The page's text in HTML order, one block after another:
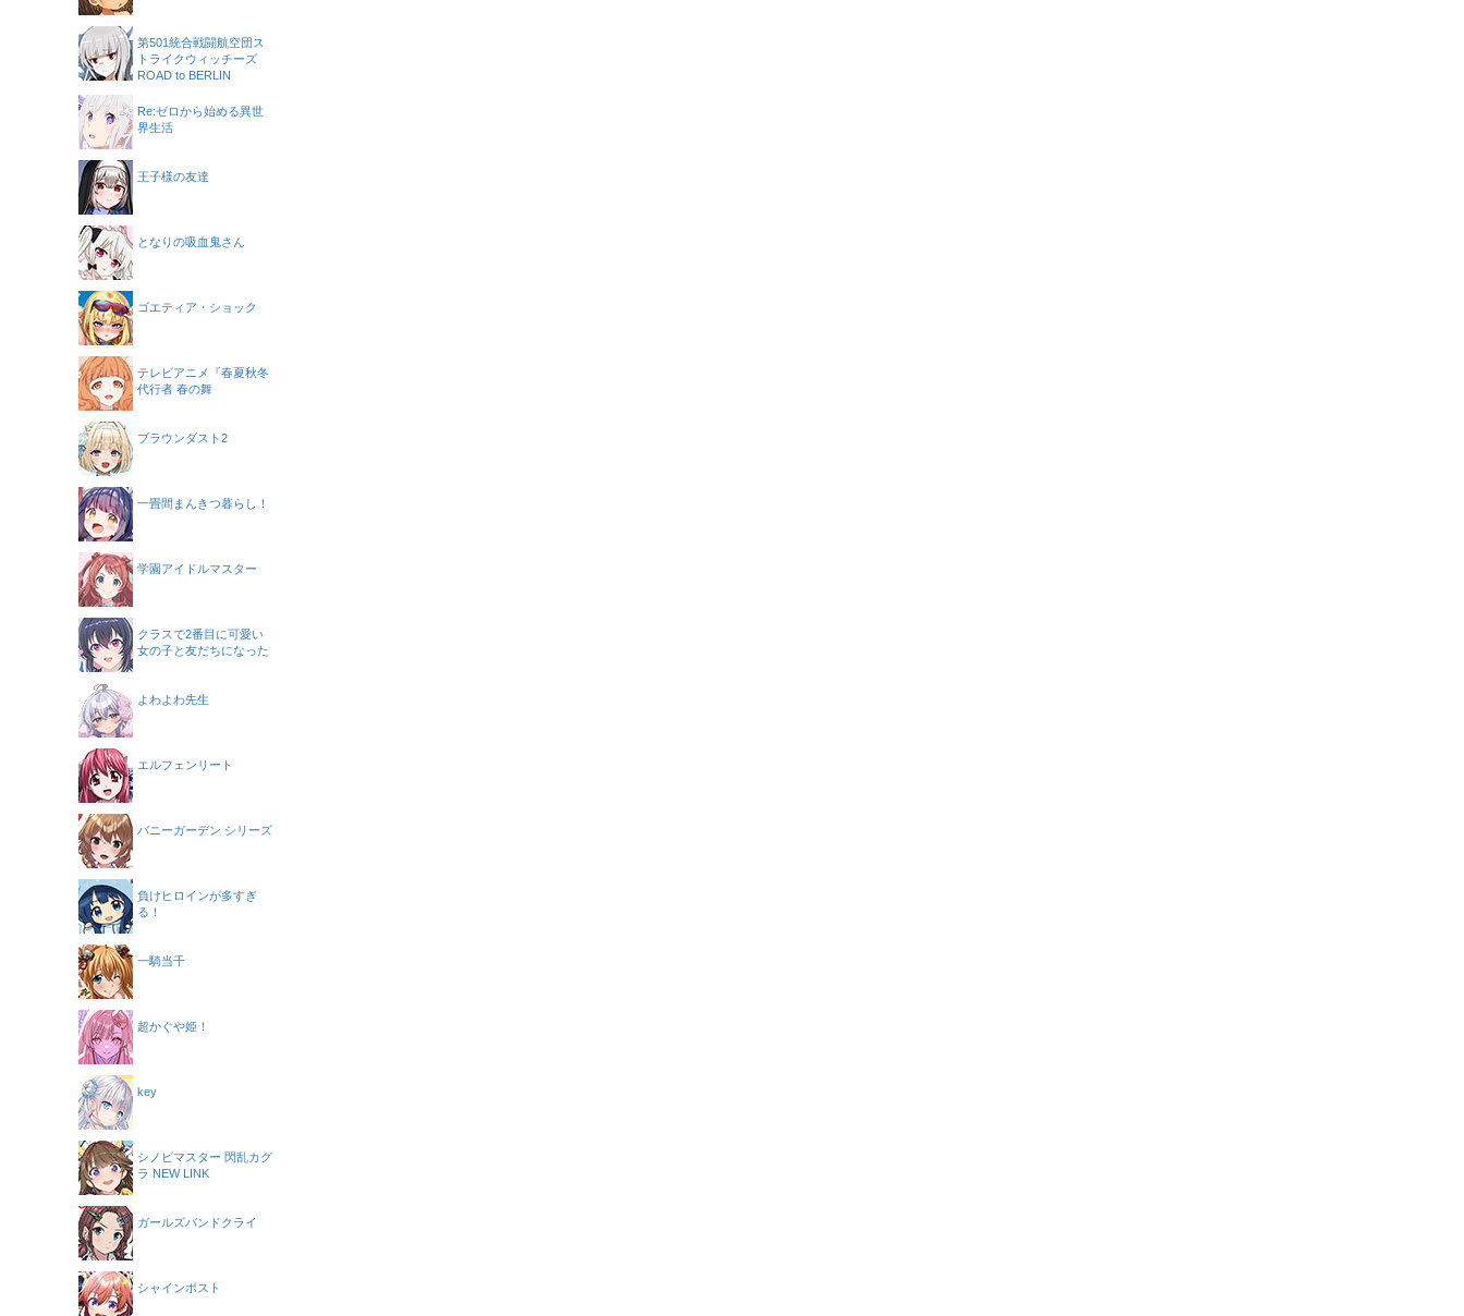
第501統合戦闘航空団ス
トライクウィッチーズ
ROAD to BERLIN
Re:ゼロから始める異世
界生活
王子様の友達
となりの吸血鬼さん
ゴエティア・ショック
テレビアニメ『春夏秋冬
代行者 春の舞
ブラウンダスト2
一畳間まんきつ暮らし！
学園アイドルマスター
クラスで2番目に可愛い
女の子と友だちになった
よわよわ先生
エルフェンリート
バニーガーデン シリーズ
負けヒロインが多すぎ
る！
一騎当千
超かぐや姫！
key
シノビマスター 閃乱カグ
ラ NEW LINK
ガールズバンドクライ
シャインポスト